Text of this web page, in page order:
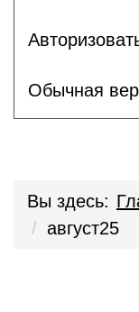
Обычная
Вы здесь:
август25